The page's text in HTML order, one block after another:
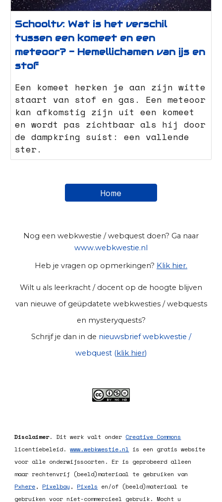
Schooltv: Wat is het verschil
tussen een komeet en een
meteoor? - Hemellichamen van ijs en
stof
Een komeet herken je aan zijn witte
staart van stof en gas. Een meteoor
kan afkomstig zijn uit een komeet
en wordt pas zichtbaar als hij door
de dampkring suist: een vallende
ster.
Home
Nog een webkwestie / webquest doen? Ga naar
www.webkwestie.nl
Heb je vragen op opmerkingen? Klik hier.
Wilt u als leerkracht / docent op de hoogte blijven
van nieuwe of geüpdatete webkwesties / webquests
en mysteryquests?
Schrijf je dan in de nieuwsbrief webkwestie /
webquest (klik hier)
Disclaimer. Dit werk valt onder Creative Commons
licentiebeleid.www.webkwestie.nl is een gratis website
voor alle onderwijssoorten. Er is geprobeerd alleen
maar rechtenvrij (beeld)materiaal te gebruiken van
Pxhere, Pixelbay , Pixels en/of (beeld)materiaal te
gebruiken voor niet-commercieel gebruik. Mocht u